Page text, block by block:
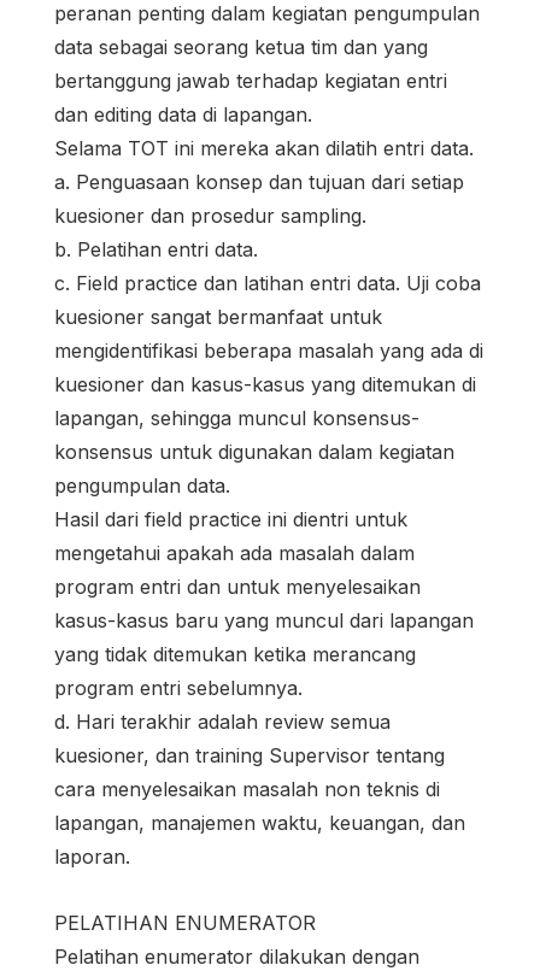
peranan penting dalam kegiatan pengumpulan
data sebagai seorang ketua tim dan yang
bertanggung jawab terhadap kegiatan entri
dan editing data di lapangan.
Selama TOT ini mereka akan dilatih entri data.
a. Penguasaan konsep dan tujuan dari setiap
kuesioner dan prosedur sampling.
b. Pelatihan entri data.
c. Field practice dan latihan entri data. Uji coba
kuesioner sangat bermanfaat untuk
mengidentifikasi beberapa masalah yang ada di
kuesioner dan kasus-kasus yang ditemukan di
lapangan, sehingga muncul konsensus-
konsensus untuk digunakan dalam kegiatan
pengumpulan data.
Hasil dari field practice ini dientri untuk
mengetahui apakah ada masalah dalam
program entri dan untuk menyelesaikan
kasus-kasus baru yang muncul dari lapangan
yang tidak ditemukan ketika merancang
program entri sebelumnya.
d. Hari terakhir adalah review semua
kuesioner, dan training Supervisor tentang
cara menyelesaikan masalah non teknis di
lapangan, manajemen waktu, keuangan, dan
laporan.
PELATIHAN ENUMERATOR
Pelatihan enumerator dilakukan dengan